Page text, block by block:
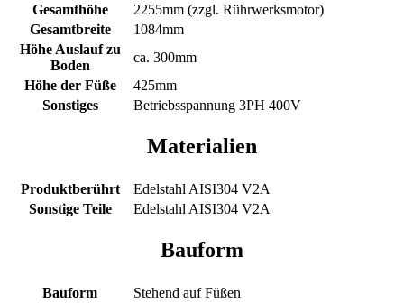
Gesamthöhe
2255mm (zzgl. Rührwerksmotor)
Gesamtbreite
1084mm
Höhe Auslauf zu
Boden
ca. 300mm
Höhe der Füße
425mm
Sonstiges
Betriebsspannung 3PH 400V
Materialien
Produktberührt
Edelstahl AISI304 V2A
Sonstige Teile
Edelstahl AISI304 V2A
Bauform
Bauform
Stehend auf Füßen